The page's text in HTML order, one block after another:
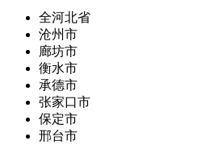
全河北省
沧州市
廊坊市
衡水市
承德市
张家口市
保定市
邢台市